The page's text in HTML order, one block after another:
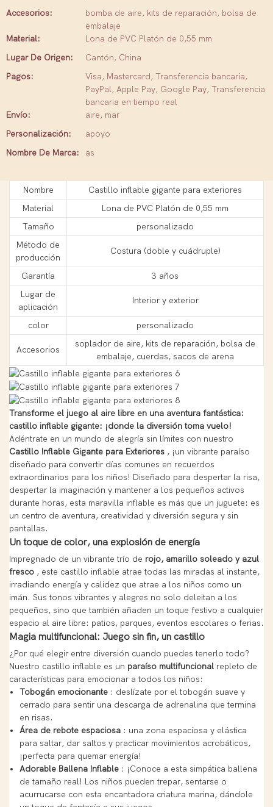
Accesorios:
bomba de aire, kits de reparación, bolsa de
embalaje
Material:
Lona de PVC Platón de 0,55 mm
Lugar De Origen:
Cantón, China
Pagos:
Visa, Mastercard, Transferencia bancaria,
PayPal, Apple Pay, Google Pay, Transferencia
bancaria en tiempo real
Envío:
aire, mar
Personalización:
apoyo
Nombre De Marca:
as
Nombre
Castillo inflable gigante para exteriores
Material
Lona de PVC Platón de 0,55 mm
Tamaño
personalizado
Método de
producción
Costura (doble y cuádruple)
Garantía
3 años
Lugar de
aplicación
Interior y exterior
color personalizado
Accesorios
soplador de aire, kits de reparación, bolsa de
embalaje, cuerdas, sacos de arena
Transforme el juego al aire libre en una aventura fantástica:
castillo inflable gigante: ¡donde la diversión toma vuelo!
Adéntrate en un mundo de alegría sin límites con nuestro
Castillo Inflable Gigante para Exteriores , ¡un vibrante paraíso
diseñado para convertir días comunes en recuerdos
extraordinarios para los niños! Diseñado para despertar la risa,
despertar la imaginación y mantener a los pequeños activos
durante horas, esta maravilla inflable es más que un juguete: es
un centro de aventura, creatividad y diversión segura y sin
pantallas.
Un toque de color, una explosión de energía
Impregnado de un vibrante trío de rojo, amarillo soleado y azul
fresco , este castillo inflable atrae todas las miradas al instante,
irradiando energía y calidez que atrae a los niños como un
imán. Sus tonos vibrantes y alegres no solo deleitan a los
pequeños, sino que también añaden un toque festivo a cualquier
espacio al aire libre: patios, parques, eventos escolares o ferias.
Magia multifuncional: Juego sin fin, un castillo
¿Por qué elegir entre diversión cuando puedes tenerlo todo?
Nuestro castillo inflable es un paraíso multifuncional repleto de
características para emocionar a todos los niños:
Tobogán emocionante: deslízate por el tobogán suave y
cerrado para sentir una descarga de adrenalina que termina
en risas.
Área de rebote espaciosa: una zona espaciosa y elástica
para saltar, dar saltos y practicar movimientos acrobáticos,
¡perfecta para quemar energía!
Adorable Ballena Inflable: ¡Conoce a esta simpática ballena
de tamaño real! Los niños pueden trepar, sentarse o
acurrucarse con esta encantadora criatura marina, dándole